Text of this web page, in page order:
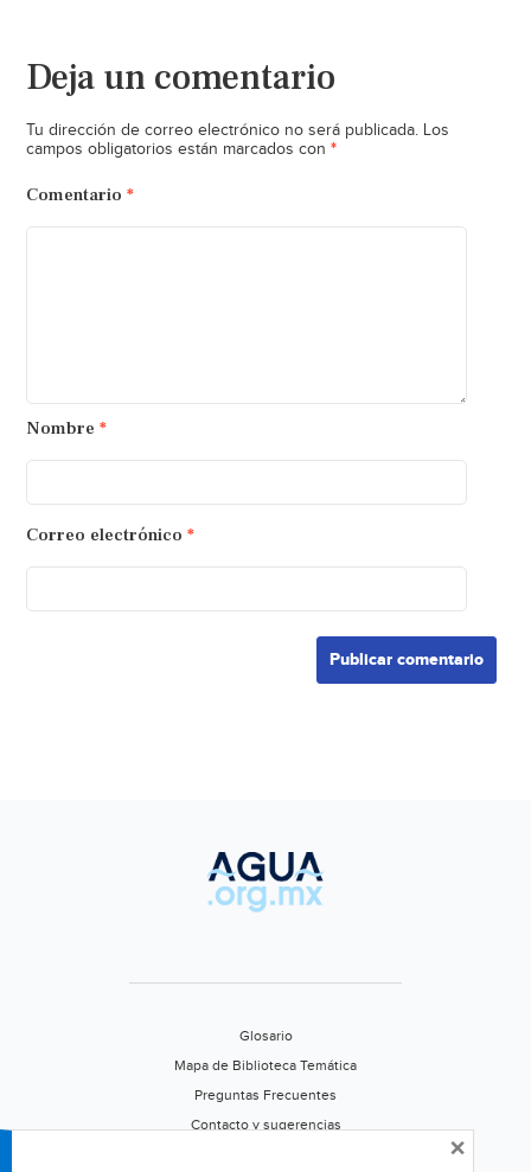
Deja un comentario
Tu dirección de correo electrónico no será publicada. Los
campos obligatorios están marcados con *
Comentario *
Nombre *
Correo electrónico *
Glosario
Mapa de Biblioteca Temática
Preguntas Frecuentes
Contacto y sugerencias
×